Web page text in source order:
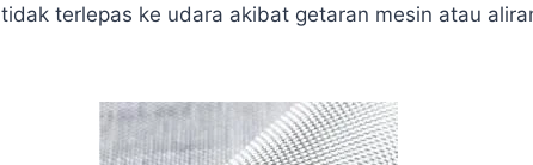
terlepas ke udara akibat getaran mesin atau